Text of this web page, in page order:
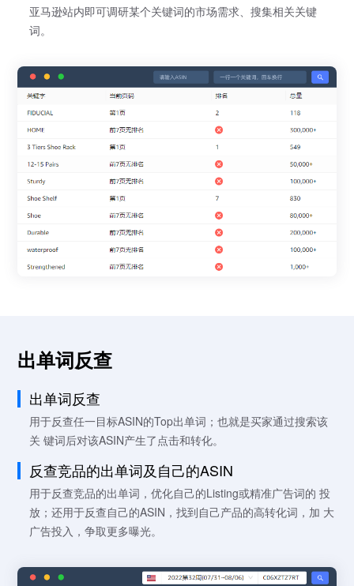
亚马逊站内即可调研某个关键词的市场需求、搜集相关关键
词。
出单词反查
出单词反查
用于反查任一目标ASIN的Top出单词；也就是买家通过搜索该
关 键词后对该ASIN产生了点击和转化。
反查竞品的出单词及自己的ASIN
用于反查竞品的出单词，优化自己的Listing或精准广告词的 投
放；还用于反查自己的ASIN，找到自己产品的高转化词，加 大
广告投入，争取更多曝光。